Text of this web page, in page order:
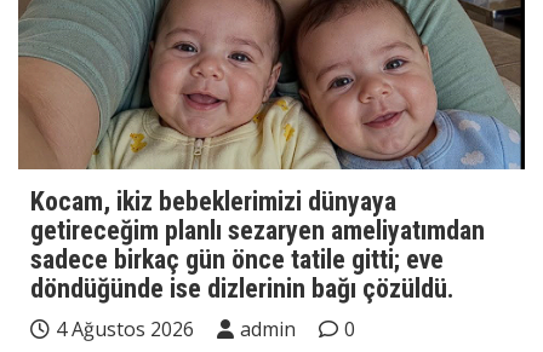
Kocam, ikiz bebeklerimizi dünyaya
getireceğim planlı sezaryen ameliyatımdan
sadece birkaç gün önce tatile gitti; eve
döndüğünde ise dizlerinin bağı çözüldü.
4 Ağustos 2026 admin
0